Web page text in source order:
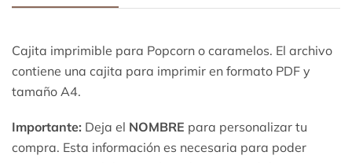
Cajita imprimible para Popcorn o caramelos. El archivo
contiene una cajita para imprimir en formato PDF y
tamaño A4.
Importante: Deja el NOMBRE para personalizar tu
compra. Esta información es necesaria para poder